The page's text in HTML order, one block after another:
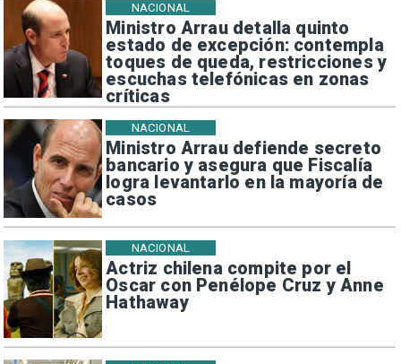
Ministro Arrau detalla quinto
estado de excepción: contempla
toques de queda, restricciones y
escuchas telefónicas en zonas
críticas
NACIONAL
Ministro Arrau defiende secreto
bancario y asegura que Fiscalía
logra levantarlo en la mayoría de
casos
NACIONAL
Actriz chilena compite por el
Oscar con Penélope Cruz y Anne
Hathaway
NACIONAL